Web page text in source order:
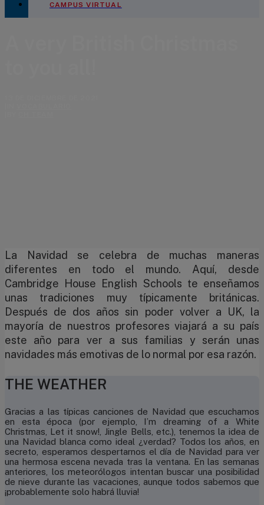
CAMPUS VIRTUAL
La Navidad se celebra de muchas maneras
diferentes en todo el mundo. Aquí, desde
Cambridge House English Schools te enseñamos
unas tradiciones muy típicamente británicas.
Después de dos años sin poder volver a UK, la
mayoría de nuestros profesores viajará a su país
este año para ver a sus familias y serán unas
navidades más emotivas de lo normal por esa razón.
THE WEATHER
Gracias a las típicas canciones de Navidad que escuchamos
en esta época (por ejemplo, I’m dreaming of a White
Christmas, Let it snow!, Jingle Bells, etc.), tenemos la idea de
una Navidad blanca como ideal ¿verdad? Todos los años, en
secreto, esperamos despertarnos el día de Navidad para ver
una hermosa escena nevada tras la ventana. En las semanas
anteriores, los meteorólogos intentan buscar una posibilidad
de nieve durante las vacaciones, aunque todos sabemos que
¡probablemente solo habrá lluvia!